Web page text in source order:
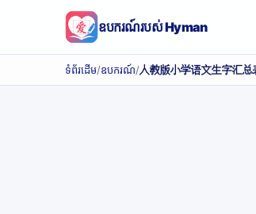
ឧបករណ៍របស់ Hyman
ទំព័រដើម/ឧបករណ៍/人教版小学语文生字汇